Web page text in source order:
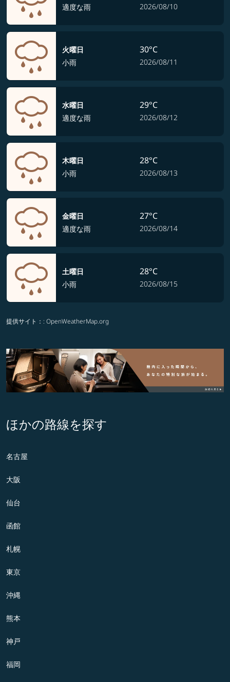
適度な雨 2026/08/10
火曜日
小雨
30°C
2026/08/11
水曜日
適度な雨
29°C
2026/08/12
木曜日
小雨
28°C
2026/08/13
金曜日
適度な雨
27°C
2026/08/14
土曜日
小雨
28°C
2026/08/15
提供サイト： : OpenWeatherMap.org
ほかの路線を探す
名古屋
大阪
仙台
函館
札幌
東京
沖縄
熊本
神戸
福岡